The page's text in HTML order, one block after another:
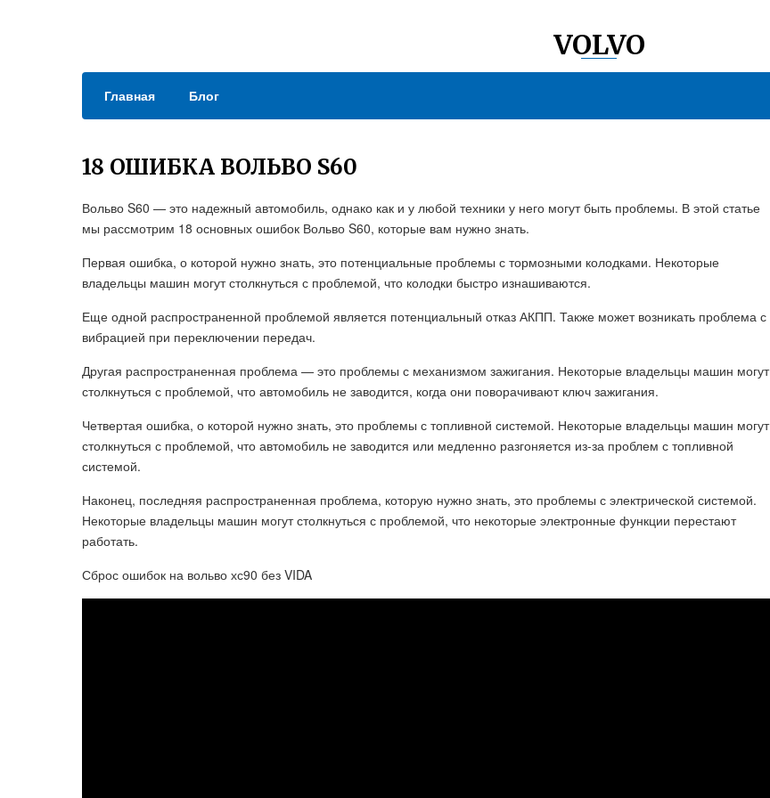
VOLVO
Главная Блог
18 ОШИБКА ВОЛЬВО S60
Вольво S60 — это надежный автомобиль, однако как и у любой техники у него могут быть проблемы. В этой статье
мы рассмотрим 18 основных ошибок Вольво S60, которые вам нужно знать.
Первая ошибка, о которой нужно знать, это потенциальные проблемы с тормозными колодками. Некоторые
владельцы машин могут столкнуться с проблемой, что колодки быстро изнашиваются.
Еще одной распространенной проблемой является потенциальный отказ АКПП. Также может возникать проблема с
вибрацией при переключении передач.
Другая распространенная проблема — это проблемы с механизмом зажигания. Некоторые владельцы машин могут
столкнуться с проблемой, что автомобиль не заводится, когда они поворачивают ключ зажигания.
Четвертая ошибка, о которой нужно знать, это проблемы с топливной системой. Некоторые владельцы машин могут
столкнуться с проблемой, что автомобиль не заводится или медленно разгоняется из-за проблем с топливной
системой.
Наконец, последняя распространенная проблема, которую нужно знать, это проблемы с электрической системой.
Некоторые владельцы машин могут столкнуться с проблемой, что некоторые электронные функции перестают
работать.
Сброс ошибок на вольво хс90 без VIDA